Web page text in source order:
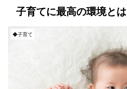
子育てに最高の環境とは
◆子育て